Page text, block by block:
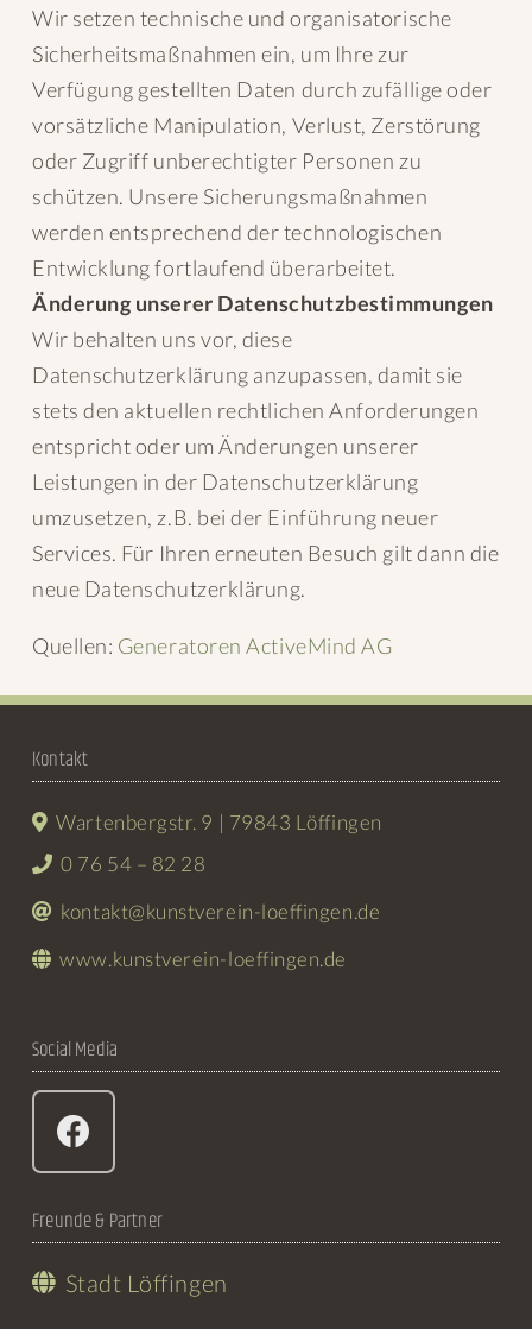
Wir setzen technische und organisatorische
Sicherheitsmaßnahmen ein, um Ihre zur
Verfügung gestellten Daten durch zufällige oder
vorsätzliche Manipulation, Verlust, Zerstörung
oder Zugriff unberechtigter Personen zu
schützen. Unsere Sicherungsmaßnahmen
werden entsprechend der technologischen
Entwicklung fortlaufend überarbeitet.
Änderung unserer Datenschutzbestimmungen
Wir behalten uns vor, diese
Datenschutzerklärung anzupassen, damit sie
stets den aktuellen rechtlichen Anforderungen
entspricht oder um Änderungen unserer
Leistungen in der Datenschutzerklärung
umzusetzen, z.B. bei der Einführung neuer
Services. Für Ihren erneuten Besuch gilt dann die
neue Datenschutzerklärung.
Quellen: Generatoren ActiveMind AG
Kontakt
Wartenbergstr. 9 | 79843 Löffingen
0 76 54 – 82 28
kontakt@kunstverein-loeffingen.de
www.kunstverein-loeffingen.de
Social Media
Freunde & Partner
Stadt Löffingen